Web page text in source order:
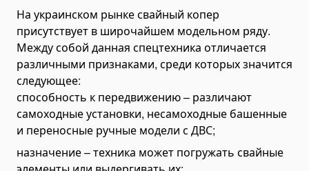
Снегоочистители и отвалы для снега
Выравнивающие профили
Фрезы
Разбрасыватели песка
Навесные фронтальные погрузчики
Гидравлические краны и стрелы
Траншеекопатели
Мультилифты
На украинском рынке свайный копер
присутствует в широчайшем модельном ряду.
Между собой данная спецтехника отличается
различными признаками, среди которых значится
следующее:
способность к передвижению – различают
самоходные установки, несамоходные башенные
и переносные ручные модели с ДВС;
назначение – техника может погружать свайные